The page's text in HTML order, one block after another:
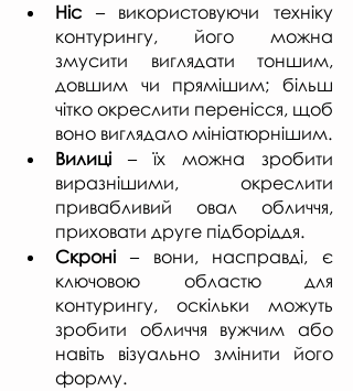
Ніс – використовуючи техніку
контурингу, його можна
змусити виглядати тоншим,
довшим чи прямішим; більш
чітко окреслити перенісся, щоб
воно виглядало мініатюрнішим.
Вилиці – їх можна зробити
виразнішими, окреслити
привабливий овал обличчя,
приховати друге підборіддя.
Скроні – вони, насправді, є
ключовою областю для
контурингу, оскільки можуть
зробити обличчя вужчим або
навіть візуально змінити його
форму.